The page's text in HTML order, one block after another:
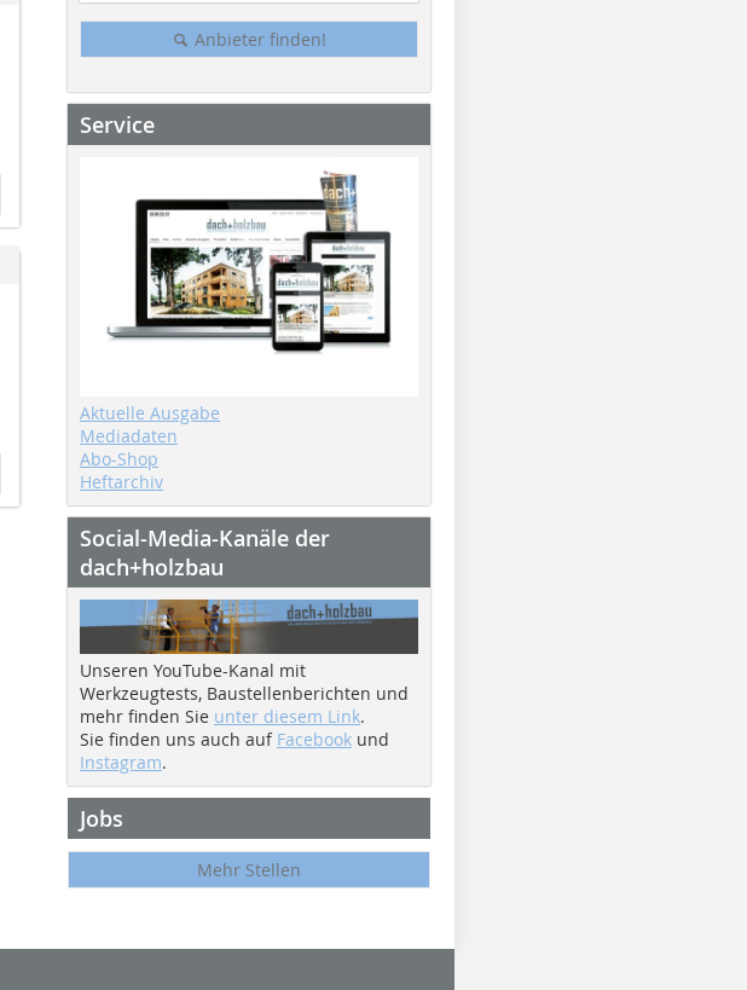
Anbieter finden!
Service
Aktuelle Ausgabe
Mediadaten
Abo-Shop
Heftarchiv
Social-Media-Kanäle der
dach+holzbau
Unseren YouTube-Kanal mit
Werkzeugtests, Baustellenberichten und
mehr finden Sie unter diesem Link.
Sie finden uns auch auf Facebook und
Instagram.
Jobs
Mehr Stellen